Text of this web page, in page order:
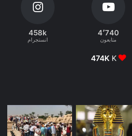
4٬740
متابعون
458k
انستجرام
474K K